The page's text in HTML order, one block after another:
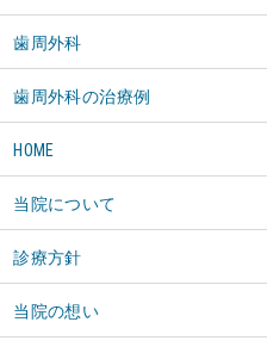
歯周外科
歯周外科の治療例
HOME
当院について
診療方針
当院の想い